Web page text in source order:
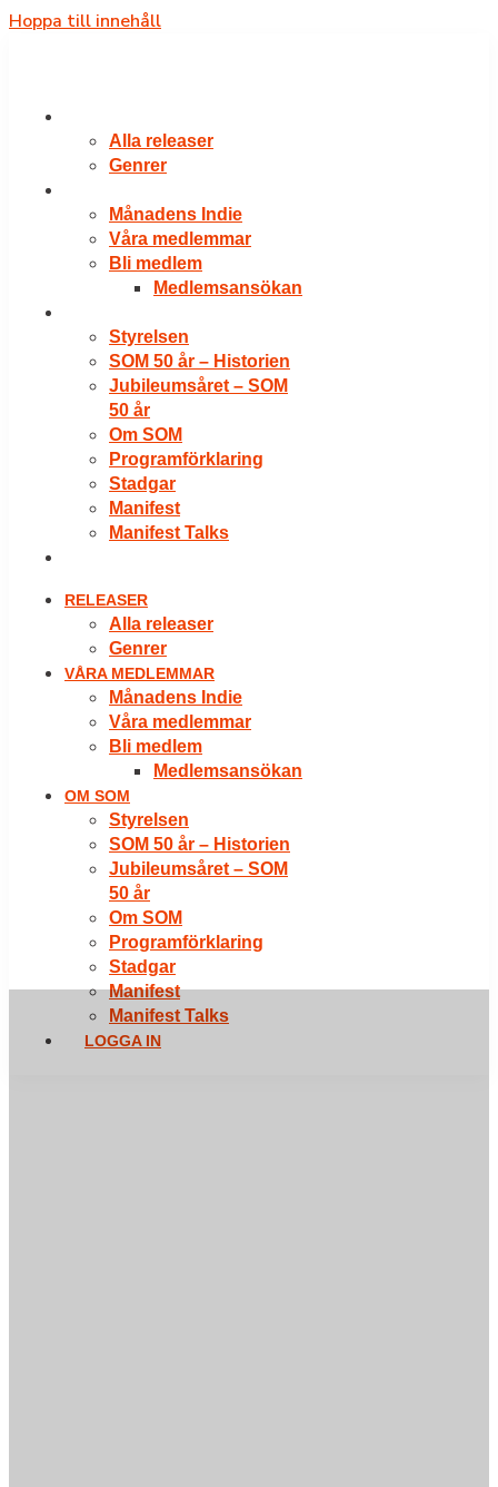
Hoppa till innehåll
Alla releaser
Genrer
Månadens Indie
Våra medlemmar
Bli medlem
Medlemsansökan
Styrelsen
SOM 50 år – Historien
Jubileumsåret – SOM
50 år
Om SOM
Programförklaring
Stadgar
Manifest
Manifest Talks
RELEASER
Alla releaser
Genrer
VÅRA MEDLEMMAR
Månadens Indie
Våra medlemmar
Bli medlem
Medlemsansökan
OM SOM
Styrelsen
SOM 50 år – Historien
Jubileumsåret – SOM
50 år
Om SOM
Programförklaring
Stadgar
Manifest
Manifest Talks
LOGGA IN